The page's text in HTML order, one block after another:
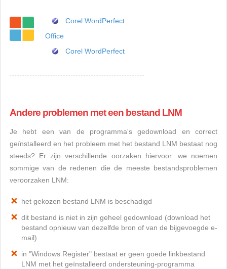
Corel WordPerfect
Office
Corel WordPerfect
Andere problemen met een bestand LNM
Je hebt een van de programma's gedownload en correct
geïnstalleerd en het probleem met het bestand LNM bestaat nog
steeds? Er zijn verschillende oorzaken hiervoor: we noemen
sommige van de redenen die de meeste bestandsproblemen
veroorzaken LNM:
het gekozen bestand LNM is beschadigd
dit bestand is niet in zijn geheel gedownload (download het
bestand opnieuw van dezelfde bron of van de bijgevoegde e-
mail)
in "Windows Register" bestaat er geen goede linkbestand
LNM met het geïnstalleerd ondersteuning-programma